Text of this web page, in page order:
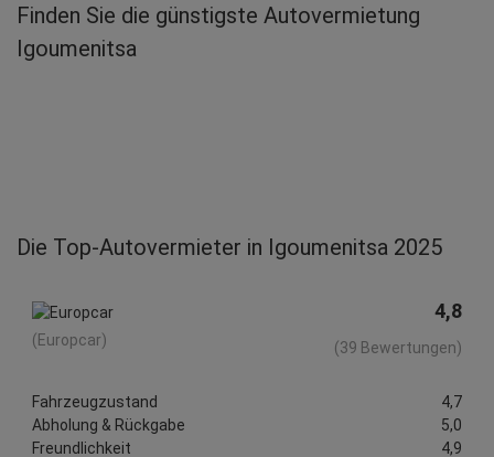
Finden Sie die günstigste Autovermietung
Igoumenitsa
Die Top-Autovermieter in Igoumenitsa 2025
(Europcar)
4,8
(39 Bewertungen)
Fahrzeugzustand
4,7
Abholung & Rückgabe
5,0
Freundlichkeit
4,9